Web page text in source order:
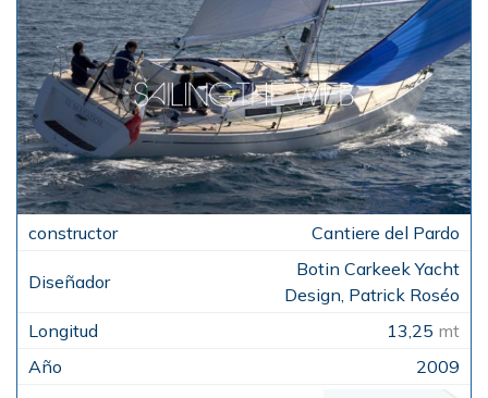
Cantiere del Pardo
Botin Carkeek Yacht
Design, Patrick Roséo
13,25 mt
2009